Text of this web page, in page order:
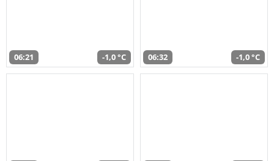
06:21 -1,0 °C 06:32 -1,0 °C